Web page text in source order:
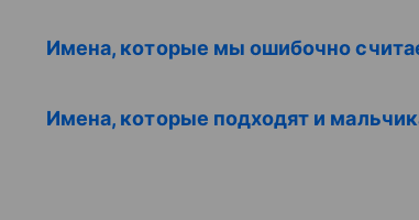
Имена, которые мы ошибочно
Имена, которые подходят и